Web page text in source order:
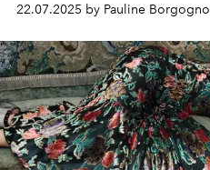
22.07.2025 by Pauline Borgogno